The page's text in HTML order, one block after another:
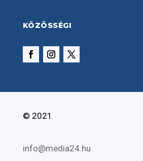
KÖZÖSSÉGI
© 2021
info@media24.hu